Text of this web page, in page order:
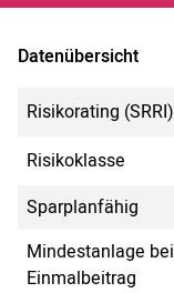
Datenübersicht
Risikorating (SRRI)
Risikoklasse
Sparplanfähig
Mindestanlage bei
Einmalbeitrag